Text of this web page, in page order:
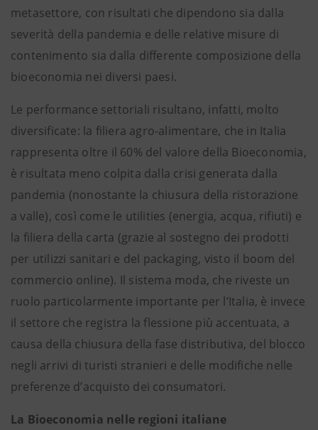
metasettore, con risultati che dipendono sia dalla
severità della pandemia e delle relative misure di
contenimento sia dalla differente composizione della
bioeconomia nei diversi paesi.
Le performance settoriali risultano, infatti, molto
diversificate: la filiera agro-alimentare, che in Italia
rappresenta oltre il 60% del valore della Bioeconomia,
è risultata meno colpita dalla crisi generata dalla
pandemia (nonostante la chiusura della ristorazione
a valle), così come le utilities (energia, acqua, rifiuti) e
la filiera della carta (grazie al sostegno dei prodotti
per utilizzi sanitari e del packaging, visto il boom del
commercio online). Il sistema moda, che riveste un
ruolo particolarmente importante per l’Italia, è invece
il settore che registra la flessione più accentuata, a
causa della chiusura della fase distributiva, del blocco
negli arrivi di turisti stranieri e delle modifiche nelle
preferenze d’acquisto dei consumatori.
La Bioeconomia nelle regioni italiane